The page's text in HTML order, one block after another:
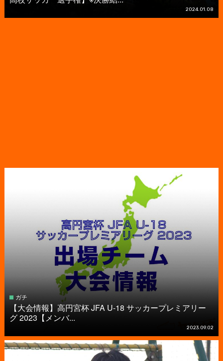
2024.01.08
ガチ
【大会情報】高円宮杯 JFA U-18 サッカープレミアリー
グ 2023【メンバ...
2023.09.02